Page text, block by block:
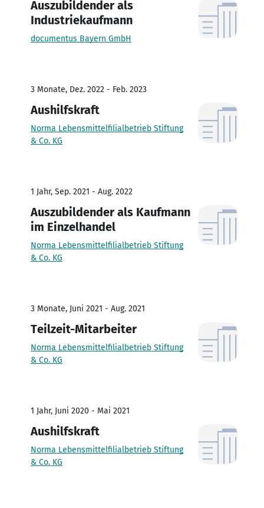
Auszubildender als
Industriekaufmann
documentus Bayern GmbH
3 Monate, Dez. 2022 - Feb. 2023
Aushilfskraft
Norma Lebensmittelfilialbetrieb Stiftung
& Co. KG
1 Jahr, Sep. 2021 - Aug. 2022
Auszubildender als Kaufmann
im Einzelhandel
Norma Lebensmittelfilialbetrieb Stiftung
& Co. KG
3 Monate, Juni 2021 - Aug. 2021
Teilzeit-Mitarbeiter
Norma Lebensmittelfilialbetrieb Stiftung
& Co. KG
1 Jahr, Juni 2020 - Mai 2021
Aushilfskraft
Norma Lebensmittelfilialbetrieb Stiftung
& Co. KG